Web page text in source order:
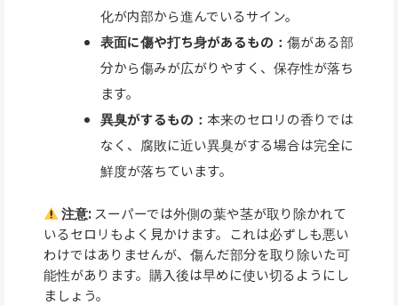
化が内部から進んでいるサイン。
表面に傷や打ち身があるもの： 傷がある部
分から傷みが広がりやすく、保存性が落ち
ます。
異臭がするもの： 本来のセロリの香りでは
なく、腐敗に近い異臭がする場合は完全に
鮮度が落ちています。
注意:スーパーでは外側の葉や茎が取り除かれて
いるセロリもよく見かけます。これは必ずしも悪い
わけではありませんが、傷んだ部分を取り除いた可
能性があります。購入後は早めに使い切るようにし
ましょう。